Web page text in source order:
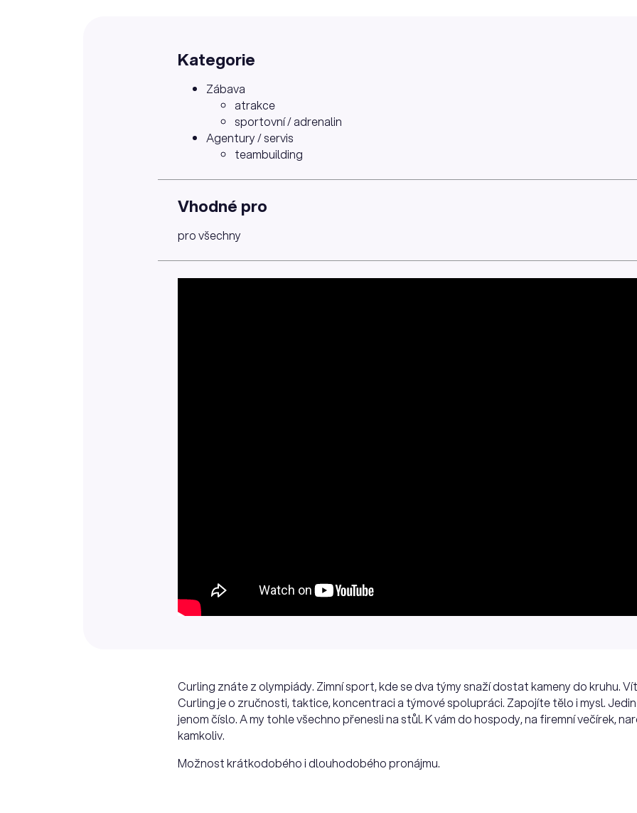
Kategorie
Zábava
atrakce
sportovní / adrenalin
Agentury / servis
teambuilding
Vhodné pro
pro všechny
Curling znáte z olympiády. Zimní sport, kde se dva týmy snaží dostat kameny do kruhu.
Curling je o zručnosti, taktice, koncentraci a týmové spolupráci. Zapojíte tělo i mysl.
jenom číslo. A my tohle všechno přenesli na stůl. K vám do hospody, na firemní večírek,
kamkoliv.
Možnost krátkodobého i dlouhodobého pronájmu.